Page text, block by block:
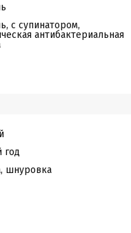
с супинатором,
антибактериальная
год
шнуровка